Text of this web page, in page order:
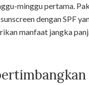
minggu pertama.
dengan SPF
manfaat jangka